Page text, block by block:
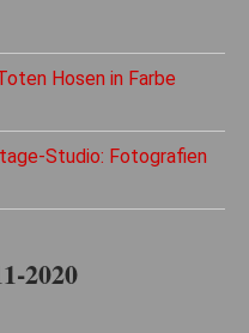
Hosen in Farbe
Studio: Fotografien
2020